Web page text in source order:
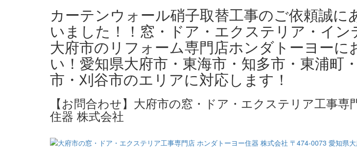
カーテンウォール硝子取替工事のご依頼誠に
いました！！窓・ドア・エクステリア・イン
大府市のリフォーム専門店ホンダトーヨーに
い！愛知県大府市・東海市・知多市・東浦町
市・刈谷市のエリアに対応します！
【お問合わせ】大府市の窓・ドア・エクステリア工事専
住器 株式会社